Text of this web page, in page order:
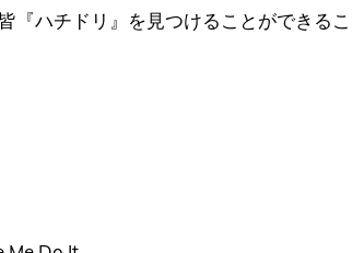
『ハチドリ』を見つけることができる